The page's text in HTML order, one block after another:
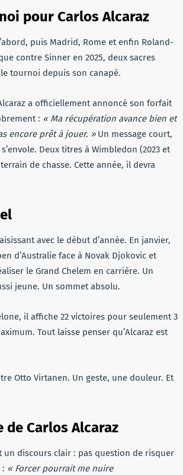
pour Carlos Alcaraz
puis Madrid, Rome et enfin Roland-
contre Sinner en 2025, deux sacres
tournoi depuis son canapé.
a officiellement annoncé son forfait
: « Ma récupération avance bien et
encore prêt à jouer. »Un message court,
Deux titres à Wimbledon (2023 et
de chasse. Cette année, il devra
avec le début d’année. En janvier,
d’Australie face à Novak Djokovic et
le Grand Chelem en carrière. Un
jeune. Un sommet absolu.
il affiche 22 victoires pour seulement 3
Tout laisse penser qu’Alcaraz est
Otto Virtanen. Un geste, une douleur. Et
Carlos Alcaraz
un discours clair : pas question de risquer
: « Forcer pourrait me nuire